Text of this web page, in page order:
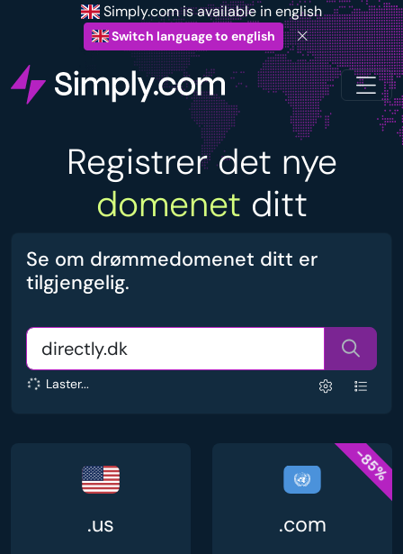
Simply.com is available in english
Switch language to english
Registrer det nye
domenet ditt
Se om drømmedomenet ditt er
tilgjengelig.
Laster...
.us
-85%
.com